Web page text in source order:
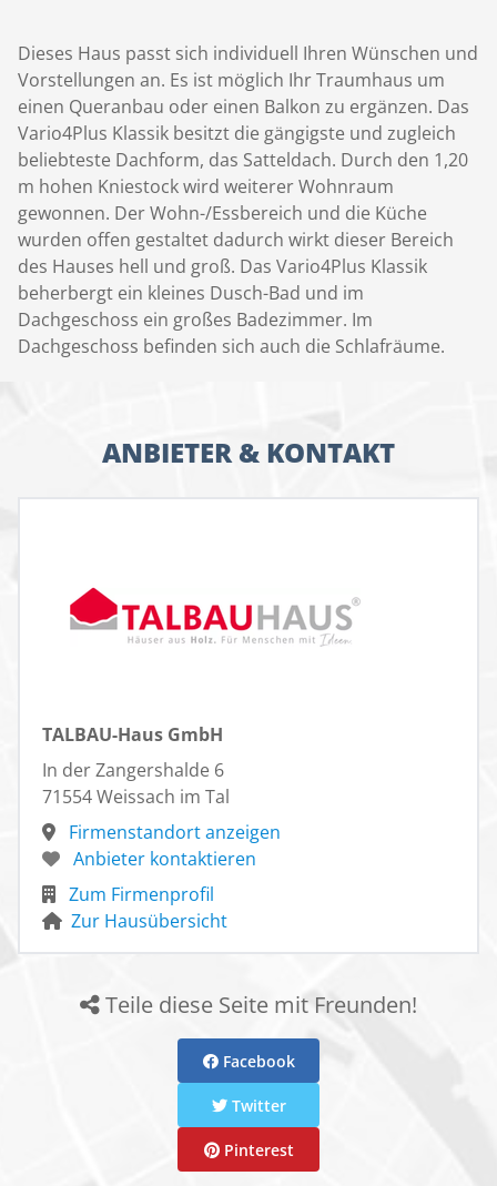
Dieses Haus passt sich individuell Ihren Wünschen und
Vorstellungen an. Es ist möglich Ihr Traumhaus um
einen Queranbau oder einen Balkon zu ergänzen. Das
Vario4Plus Klassik besitzt die gängigste und zugleich
beliebteste Dachform, das Satteldach. Durch den 1,20
m hohen Kniestock wird weiterer Wohnraum
gewonnen. Der Wohn-/Essbereich und die Küche
wurden offen gestaltet dadurch wirkt dieser Bereich
des Hauses hell und groß. Das Vario4Plus Klassik
beherbergt ein kleines Dusch-Bad und im
Dachgeschoss ein großes Badezimmer. Im
Dachgeschoss befinden sich auch die Schlafräume.
ANBIETER & KONTAKT
TALBAU-Haus GmbH
In der Zangershalde 6
71554 Weissach im Tal
Firmenstandort anzeigen
Anbieter kontaktieren
Zum Firmenprofil
Zur Hausübersicht
Teile diese Seite mit Freunden!
Facebook
Twitter
Pinterest